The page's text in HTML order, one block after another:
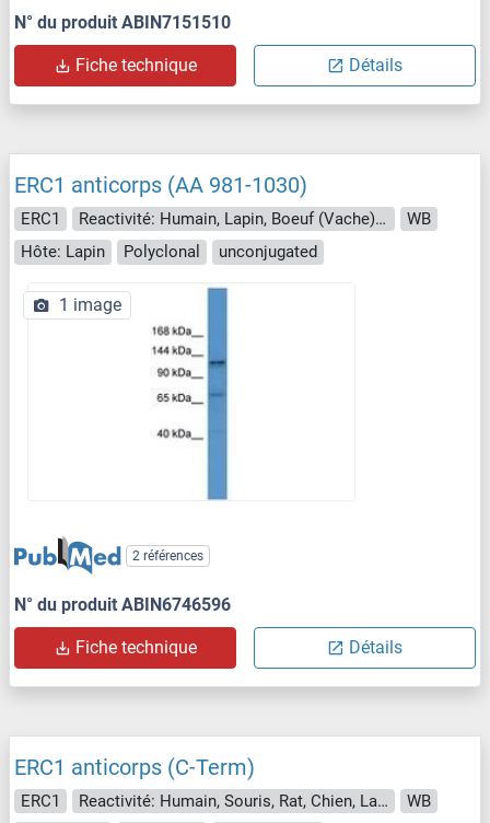
N° du produit ABIN7151510
Fiche technique Détails
ERC1 anticorps (AA 981-1030)
ERC1 Reactivité: Humain, Lapin, Boeuf (Vache), Cobaye, Cheval, Poisson zèbre (Danio rerio), Singe, Porc, Xenopus laevis
WB
Hôte: Lapin
Polyclonal unconjugated
1 image
2 références
N° du produit ABIN6746596
Fiche technique Détails
ERC1 anticorps (C-Term)
ERC1 Reactivité: Humain, Souris, Rat, Chien, Lapin, Boeuf (Vache), Cobaye, Cheval, Poisson zèbre (Danio rerio)
WB